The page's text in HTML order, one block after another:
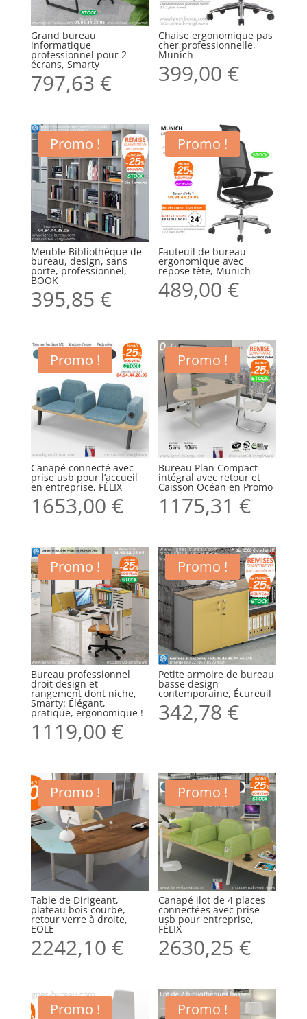
Grand bureau
informatique
professionnel pour 2
écrans, Smarty
797,63 €
Chaise ergonomique pas
cher professionnelle,
Munich
399,00€
Promo !
Meuble Bibliothèque de
bureau, design, sans
porte, professionnel,
BOOK
395,85 €
Promo !
Fauteuil de bureau
ergonomique avec
repose tête, Munich
489,00€
Promo !
Canapé connecté avec
prise usb pour l’accueil
en entreprise, FÉLIX
1653,00 €
Promo !
Bureau Plan Compact
intégral avec retour et
Caisson Océan en Promo
1175,31€
Promo !
Bureau professionnel
droit design et
rangement dont niche,
Smarty: Élégant,
pratique, ergonomique !
1119,00 €
Promo !
Petite armoire de bureau
basse design
contemporaine, Écureuil
342,78€
Promo !
Table de Dirigeant,
plateau bois courbe,
retour verre à droite,
EOLE
2242,10 €
Promo !
Canapé ilot de 4 places
connectées avec prise
usb pour entreprise,
FÉLIX
2630,25€
Promo ! Promo !